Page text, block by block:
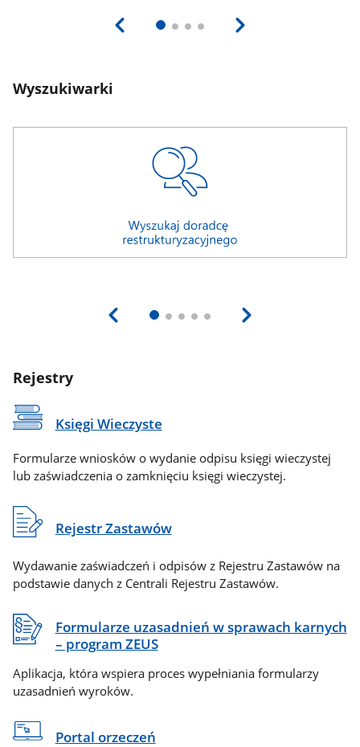
Wyszukiwarki
Rejestry
Księgi Wieczyste
Formularze wniosków o wydanie odpisu księgi wieczystej
lub zaświadczenia o zamknięciu księgi wieczystej.
Rejestr Zastawów
Wydawanie zaświadczeń i odpisów z Rejestru Zastawów na
podstawie danych z Centrali Rejestru Zastawów.
Formularze uzasadnień w sprawach karnych
– program ZEUS
Aplikacja, która wspiera proces wypełniania formularzy
uzasadnień wyroków.
Portal orzeczeń